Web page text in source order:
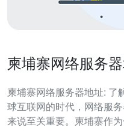
柬埔寨网络服务
柬埔寨网络服务器地址: 了解如
球互联网的时代，网络服
来说至关重要。柬埔寨作